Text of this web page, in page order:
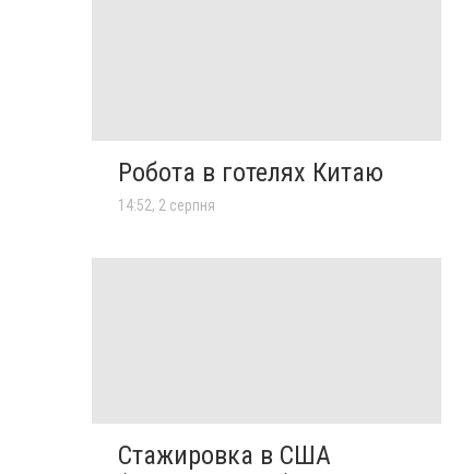
Робота в готелях Китаю
14:52, 2 серпня
Стажировка в США